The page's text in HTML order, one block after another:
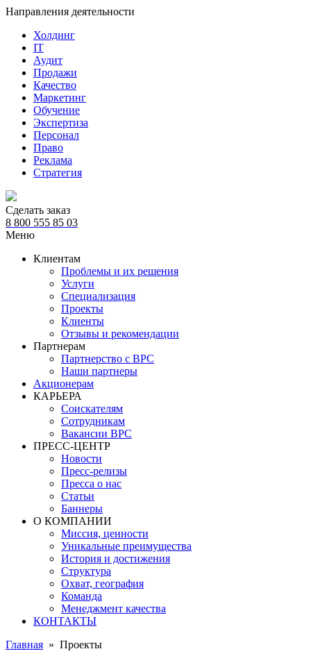
Направления деятельности
Холдинг
IT
Аудит
Продажи
Качество
Маркетинг
Обучение
Экспертиза
Персонал
Право
Реклама
Стратегия
Сделать заказ
8 800 555 85 03
Меню
Клиентам
Проблемы и их решения
Услуги
Специализация
Проекты
Клиенты
Отзывы и рекомендации
Партнерам
Партнерство с BPC
Наши партнеры
Акционерам
КАРЬЕРА
Соискателям
Сотрудникам
Вакансии BPC
ПРЕСС-ЦЕНТР
Новости
Пресс-релизы
Пресса о нас
Статьи
Баннеры
О КОМПАНИИ
Миссия, ценности
Уникальные преимущества
История и достижения
Структура
Охват, география
Команда
Менеджмент качества
КОНТАКТЫ
Главная » Проекты